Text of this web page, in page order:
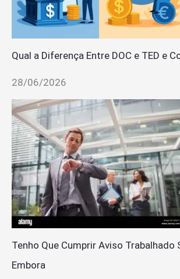
Qual a Diferença Entre DOC e TED e
28/06/2026
Tenho Que Cumprir Aviso Trabalhado
Embora